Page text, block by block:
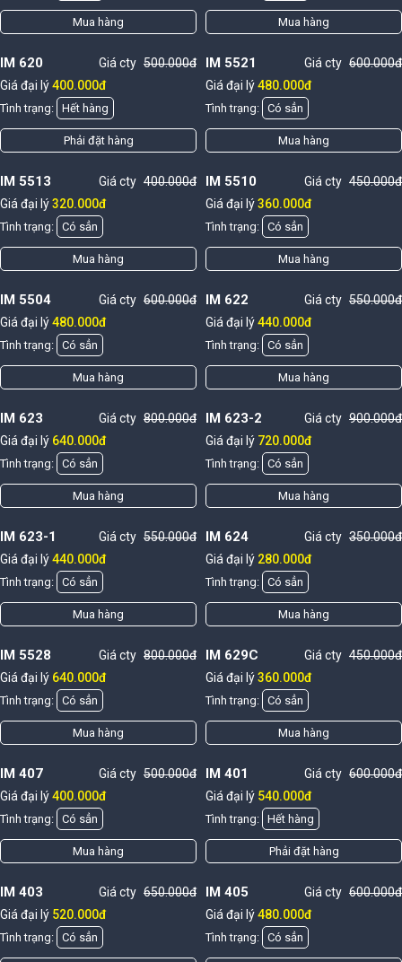
Mua hàng Mua hàng
IM 620 Giá cty 500.000đ
Giá đại lý400.000đ
Tình trạng: Hết hàng
Phải đặt hàng
IM 5521 Giá cty 600.000đ
Giá đại lý480.000đ
Tình trạng: Có sẳn
Mua hàng
IM 5513 Giá cty 400.000đ
Giá đại lý320.000đ
Tình trạng: Có sẳn
Mua hàng
IM 5510 Giá cty 450.000đ
Giá đại lý360.000đ
Tình trạng: Có sẳn
Mua hàng
IM 5504 Giá cty 600.000đ
Giá đại lý480.000đ
Tình trạng: Có sẳn
Mua hàng
IM 622 Giá cty 550.000đ
Giá đại lý440.000đ
Tình trạng: Có sẳn
Mua hàng
IM 623 Giá cty 800.000đ
Giá đại lý 640.000đ
Tình trạng: Có sẳn
Mua hàng
IM 623-2 Giá cty 900.000đ
Giá đại lý 720.000đ
Tình trạng: Có sẳn
Mua hàng
IM 623-1 Giá cty 550.000đ
Giá đại lý440.000đ
Tình trạng: Có sẳn
Mua hàng
IM 624 Giá cty 350.000đ
Giá đại lý 280.000đ
Tình trạng: Có sẳn
Mua hàng
IM 5528 Giá cty 800.000đ
Giá đại lý 640.000đ
Tình trạng: Có sẳn
Mua hàng
IM 629C Giá cty 450.000đ
Giá đại lý360.000đ
Tình trạng: Có sẳn
Mua hàng
IM 407 Giá cty 500.000đ
Giá đại lý400.000đ
Tình trạng: Có sẳn
Mua hàng
IM 401 Giá cty 600.000đ
Giá đại lý 540.000đ
Tình trạng: Hết hàng
Phải đặt hàng
IM 403 Giá cty 650.000đ
Giá đại lý 520.000đ
Tình trạng: Có sẳn
IM 405 Giá cty 600.000đ
Giá đại lý480.000đ
Tình trạng: Có sẳn